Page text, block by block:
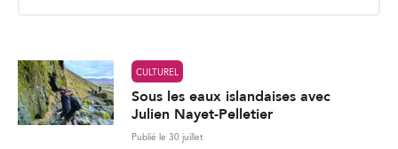
CULTUREL
Sous les eaux islandaises avec
Julien Nayet-Pelletier
Publié le 30 juillet